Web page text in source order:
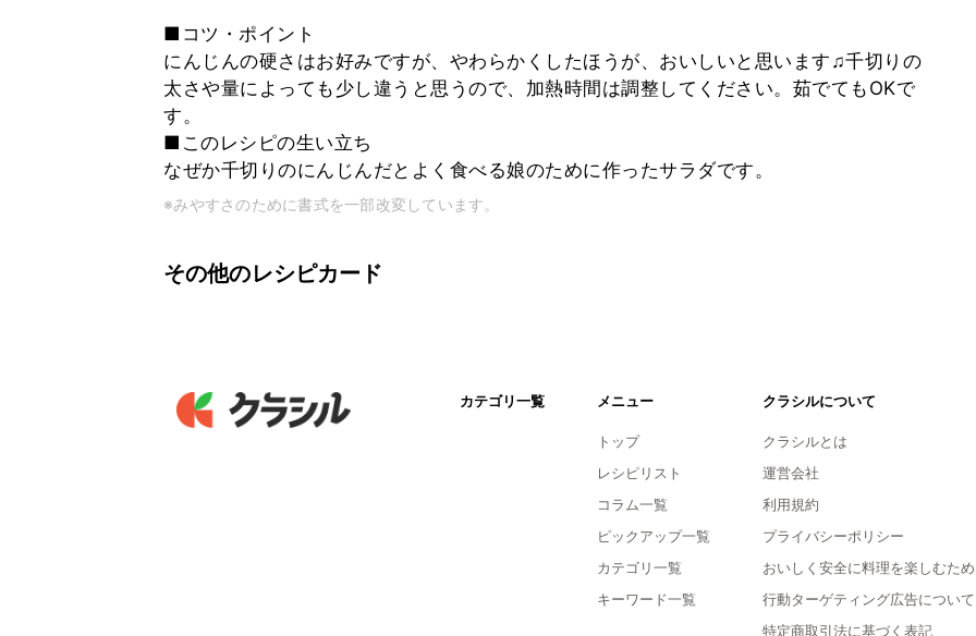
■コツ・ポイント
にんじんの硬さはお好みですが、やわらかくしたほうが、おいしいと思います♫千切りの
太さや量によっても少し違うと思うので、加熱時間は調整してください。茹でてもOKで
す。
■このレシピの生い立ち
なぜか千切りのにんじんだとよく食べる娘のために作ったサラダです。
※みやすさのために書式を一部改変しています。
その他のレシピカード
カテゴリ一覧 メニュー
トップ
レシピリスト
コラム一覧
ピックアップ一覧
カテゴリ一覧
キーワード一覧
クラシルについて
クラシルとは
運営会社
利用規約
プライバシーポリシー
おいしく安全に料理を楽しむため
行動ターゲティング広告について
特定商取引法に基づく表記